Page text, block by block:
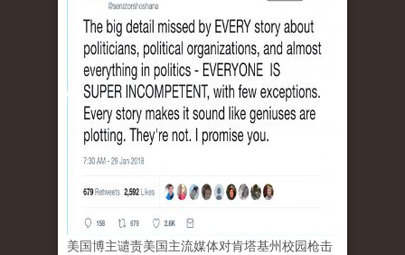
美国博主谴责美国主流媒体对肯塔基州校园枪击